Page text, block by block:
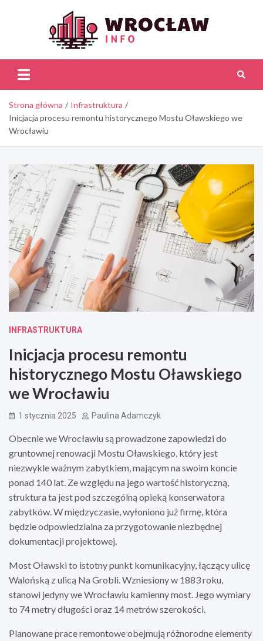
Strona główna
Infrastruktura
Inicjacja procesu remontu historycznego Mostu Oławskiego we
Wrocławiu
INFRASTRUKTURA
Inicjacja procesu remontu
historycznego Mostu Oławskiego
we Wrocławiu
1 stycznia 2025 Paulina Adamczyk
Obecnie we Wrocławiu są prowadzone zapowiedzi do
gruntownej renowacji Mostu Oławskiego, który jest
niezwykle ważnym zabytkiem, mającym na swoim koncie
ponad 140 lat. Ze względu na jego wartość historyczną,
struktura ta jest pod szczególną opieką konserwatora
zabytków. W międzyczasie, wyłoniono już firmę, która
będzie odpowiedzialna za przygotowanie niezbędnej
dokumentacji projektowej.
Most Oławski to istotny punkt komunikacyjny, łączący ulicę
Walońską z ulicą Na Grobli. Wzniesiony w 1883 roku,
stanowi jedyny we Wrocławiu kamienny most. Jego wymiary
to 74 metry długości oraz 14 metrów szerokości.
Planowane prace remontowe obejmują różnorodne elementy